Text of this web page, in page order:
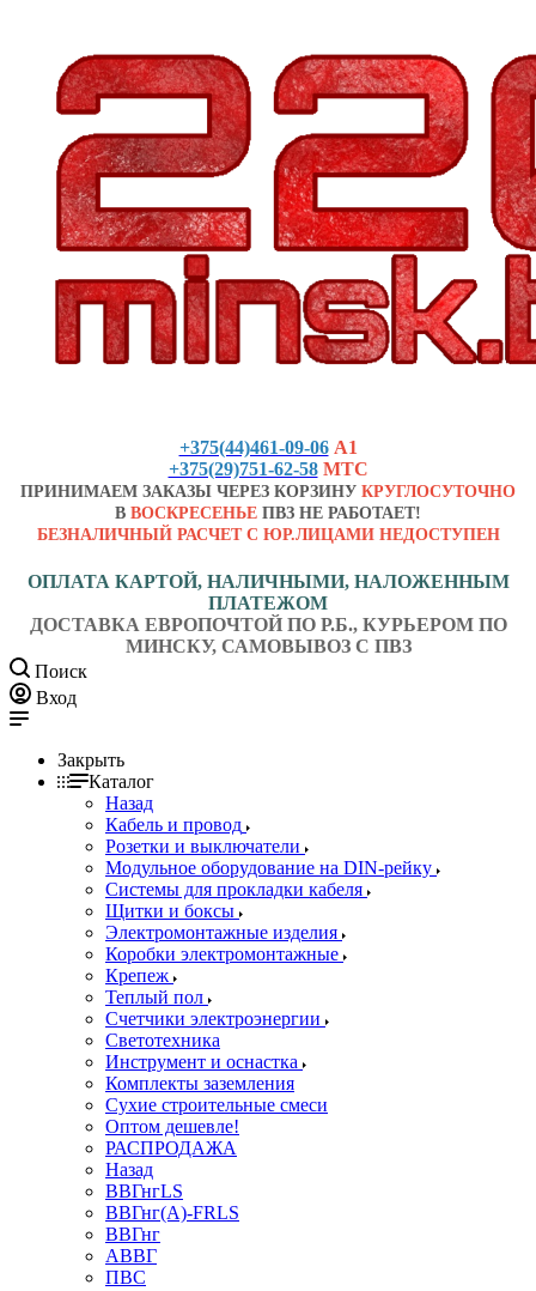
+375(44)461-09-06 А1
+375(29)751-62-58 МТС
ПРИНИМАЕМ ЗАКАЗЫ ЧЕРЕЗ КОРЗИНУ КРУГЛОСУТОЧНО
В ВОСКРЕСЕНЬЕ ПВЗ НЕ РАБОТАЕТ!
БЕЗНАЛИЧНЫЙ РАСЧЕТ С ЮР.ЛИЦАМИ НЕДОСТУПЕН
ОПЛАТА КАРТОЙ, НАЛИЧНЫМИ, НАЛОЖЕННЫМ
ПЛАТЕЖОМ
ДОСТАВКА ЕВРОПОЧТОЙ ПО Р.Б., КУРЬЕРОМ ПО
МИНСКУ, САМОВЫВОЗ С ПВЗ
Поиск
Вход
Закрыть
Каталог
Назад
Кабель и провод
Розетки и выключатели
Модульное оборудование на DIN-рейку
Системы для прокладки кабеля
Щитки и боксы
Электромонтажные изделия
Коробки электромонтажные
Крепеж
Теплый пол
Счетчики электроэнергии
Светотехника
Инструмент и оснастка
Комплекты заземления
Сухие строительные смеси
Оптом дешевле!
РАСПРОДАЖА
Назад
ВВГнгLS
ВВГнг(А)-FRLS
ВВГнг
АВВГ
ПВС